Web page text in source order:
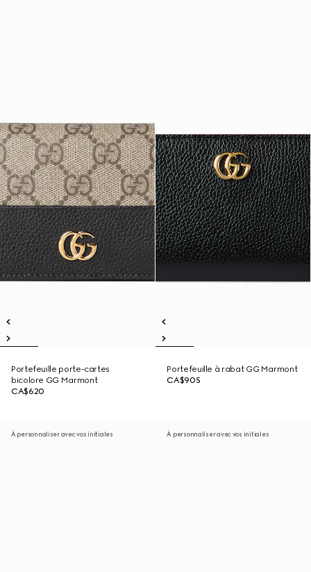
Portefeuille porte-cartes
bicolore GG Marmont
CA$620
Portefeuille à rabat GG Marmont
CA$905
À personnaliser avec vos initiales À personnaliser avec vos initiales